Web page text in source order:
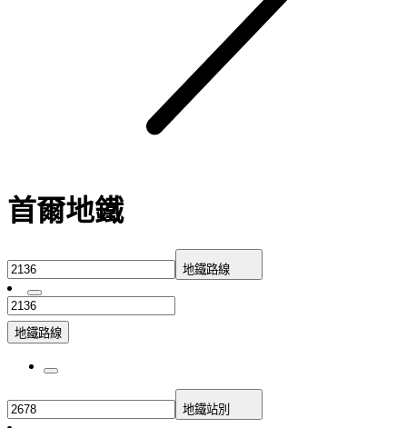
首爾地鐵
地鐵路線
地鐵路線
地鐵站別